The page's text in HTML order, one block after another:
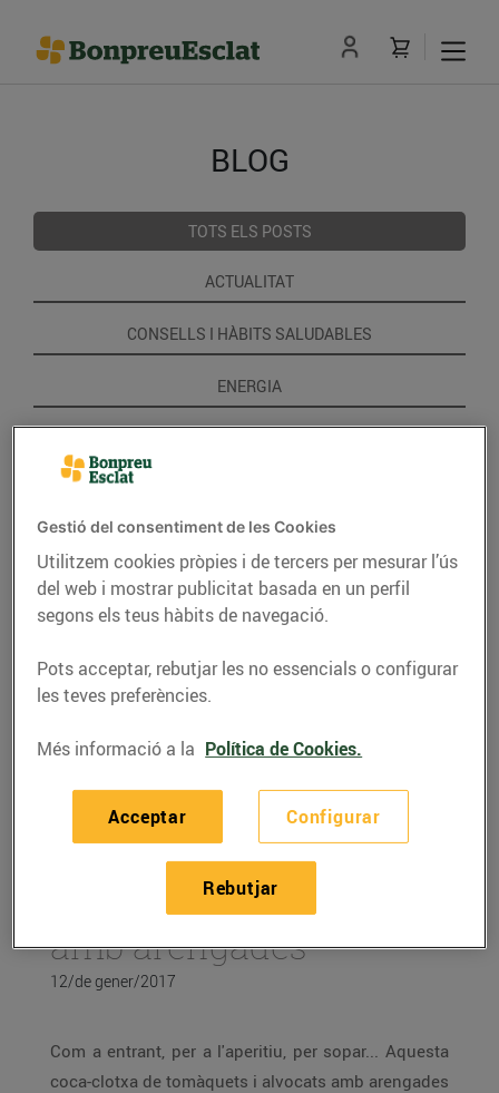
BLOG
TOTS ELS POSTS
ACTUALITAT
CONSELLS I HÀBITS SALUDABLES
ENERGIA
RECEPTES
Coca-clotxa de
tomàquets i alvocats
amb arengades
12/de gener/2017
Com a entrant, per a l'aperitiu, per sopar... Aquesta
coca-clotxa de tomàquets i alvocats amb arengades
Gestió del consentiment de les Cookies
Utilitzem cookies pròpies i de tercers per mesurar l’ús
del web i mostrar publicitat basada en un perfil
segons els teus hàbits de navegació.
Pots acceptar, rebutjar les no essencials o configurar
les teves preferències.
Més informació a la Política de Cookies.
Configurar
Rebutjar
Acceptar